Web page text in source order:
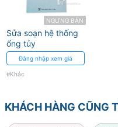
NGƯNG BÁN
Sửa soạn hệ thống
ống tủy
Đăng nhập xem giá
#Khác
KHÁCH HÀNG CŨNG